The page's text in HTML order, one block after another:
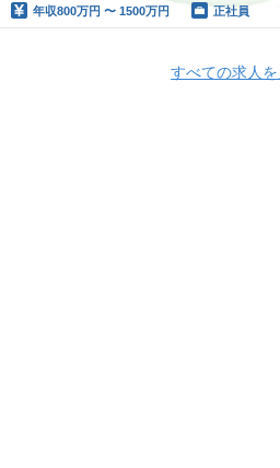
年収800万円 〜 1500万円 正社員
すべての求人を